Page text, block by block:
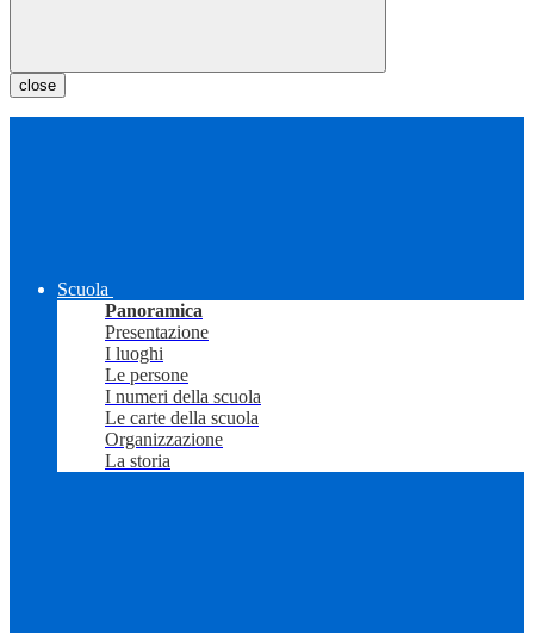
close
Scuola
Panoramica
Presentazione
I luoghi
Le persone
I numeri della scuola
Le carte della scuola
Organizzazione
La storia